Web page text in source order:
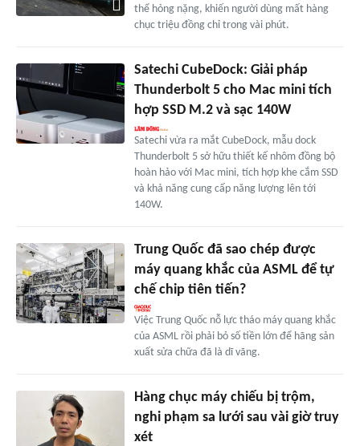
thể hỏng nặng, khiến người dùng mất hàng
chục triệu đồng chỉ trong vài phút.
Satechi CubeDock: Giải pháp
Thunderbolt 5 cho Mac mini tích
hợp SSD M.2 và sạc 140W
Satechi vừa ra mắt CubeDock, mẫu dock
Thunderbolt 5 sở hữu thiết kế nhôm đồng bộ
hoàn hảo với Mac mini, tích hợp khe cắm SSD
và khả năng cung cấp năng lượng lên tới
140W.
Trung Quốc đã sao chép được
máy quang khắc của ASML để tự
chế chip tiên tiến?
Việc Trung Quốc nỗ lực tháo máy quang khắc
của ASML rồi phải bỏ số tiền lớn để hãng sản
xuất sửa chữa đã là dĩ vãng.
Hàng chục máy chiếu bị trộm,
nghi phạm sa lưới sau vài giờ truy
xét